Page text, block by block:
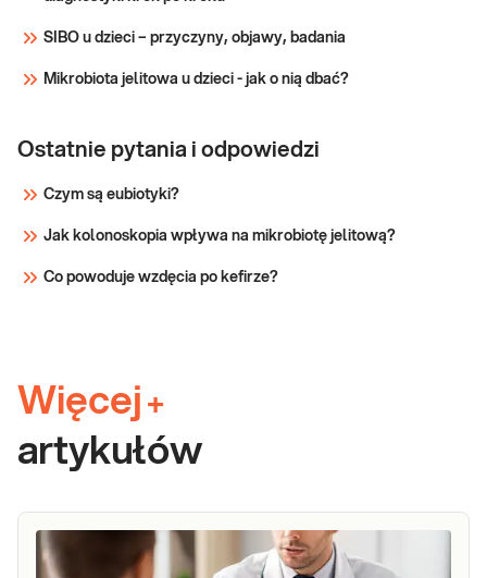
SIBO u dzieci – przyczyny, objawy, badania
Mikrobiota jelitowa u dzieci - jak o nią dbać?
Ostatnie pytania i odpowiedzi
Czym są eubiotyki?
Jak kolonoskopia wpływa na mikrobiotę jelitową?
Co powoduje wzdęcia po kefirze?
Więcej +
artykułów